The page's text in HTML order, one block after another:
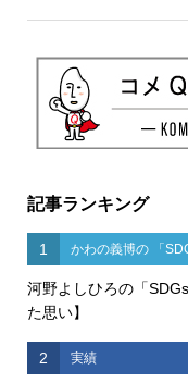
記事ランキング
1 かわの義博の 「
河野よしひろの「
た思い】
2 実績